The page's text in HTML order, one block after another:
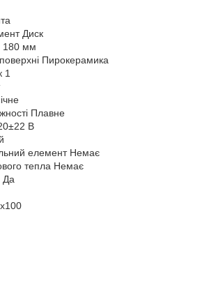
Диск
180 мм
Пирокерамика
1
Плавне
В
елемент Немає
тепла Немає
Да